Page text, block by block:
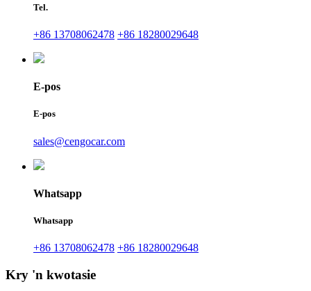
Tel.
+86 13708062478 +86 18280029648
E-pos
E-pos
sales@cengocar.com
Whatsapp
Whatsapp
+86 13708062478 +86 18280029648
Kry 'n kwotasie